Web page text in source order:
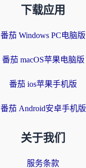
下载应用
番茄 Windows PC电脑版
番茄 macOS苹果电脑版
番茄 ios苹果手机版
番茄 Android安卓手机版
关于我们
服务条款